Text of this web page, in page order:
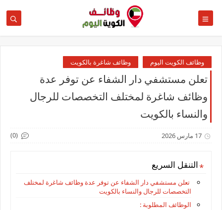
وظائف الكويت اليوم وظائف شاغرة بالكويت
تعلن مستشفي دار الشفاء عن توفر عدة
وظائف شاغرة لمختلف التخصصات للرجال
والنساء بالكويت
17 مارس 2026 (0)
التنقل السريع
تعلن مستشفي دار الشفاء عن توفر عدة وظائف شاغرة لمختلف
التخصصات للرجال والنساء بالكويت
الوظائف المطلوبة :